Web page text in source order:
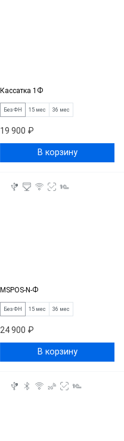
Кассатка 1Ф
Без ФН 15 мес 36 мес
19 900 ₽
В корзину
MSPOS-N-Ф
Без ФН 15 мес 36 мес
24 900 ₽
В корзину